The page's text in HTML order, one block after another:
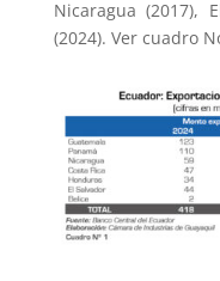
Nicaragua (2017),
(2024). Ver cuadro